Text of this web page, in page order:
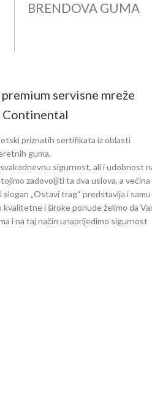
BRENDOVA GUMA
servisne mreže
Continental
priznatih sertifikata iz oblasti
guma.
sigurnost, ali i udobnost
zadovoljiti ta dva uslova, a većina
„Ostavi trag“ predstavlja i samu
kvalitetne i široke ponude želimo da
i na taj način unaprijedimo sigurnost